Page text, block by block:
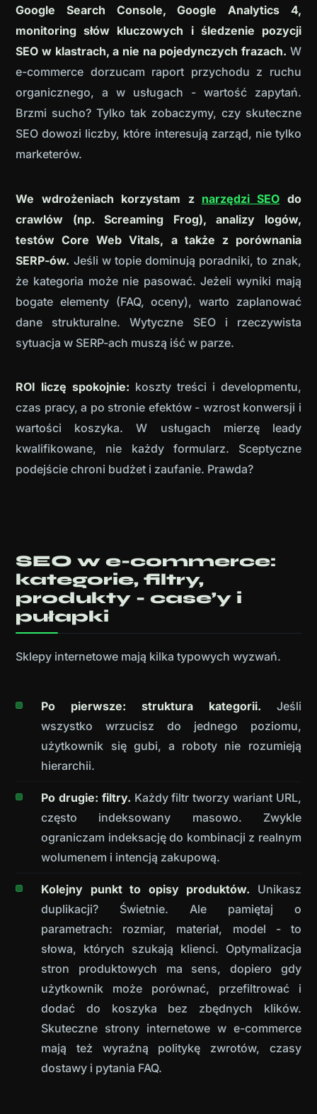
Google Search Console, Google Analytics 4,
monitoring słów kluczowych i śledzenie pozycji
SEO w klastrach, a nie na pojedynczych frazach. W
e-commerce dorzucam raport przychodu z ruchu
organicznego, a w usługach - wartość zapytań.
Brzmi sucho? Tylko tak zobaczymy, czy skuteczne
SEO dowozi liczby, które interesują zarząd, nie tylko
marketerów.
We wdrożeniach korzystam z narzędzi SEO do
crawlów (np. Screaming Frog), analizy logów,
testów Core Web Vitals, a także z porównania
SERP-ów. Jeśli w topie dominują poradniki, to znak,
że kategoria może nie pasować. Jeżeli wyniki mają
bogate elementy (FAQ, oceny), warto zaplanować
dane strukturalne. Wytyczne SEO i rzeczywista
sytuacja w SERP-ach muszą iść w parze.
ROI liczę spokojnie: koszty treści i developmentu,
czas pracy, a po stronie efektów - wzrost konwersji i
wartości koszyka. W usługach mierzę leady
kwalifikowane, nie każdy formularz. Sceptyczne
podejście chroni budżet i zaufanie. Prawda?
SEO w e-commerce:
kategorie, filtry,
produkty - case’y i
pułapki
Sklepy internetowe mają kilka typowych wyzwań.
Po pierwsze: struktura kategorii. Jeśli
wszystko wrzucisz do jednego poziomu,
użytkownik się gubi, a roboty nie rozumieją
hierarchii.
Po drugie: filtry. Każdy filtr tworzy wariant URL,
często indeksowany masowo. Zwykle
ograniczam indeksację do kombinacji z realnym
wolumenem i intencją zakupową.
Kolejny punkt to opisy produktów. Unikasz
duplikacji? Świetnie. Ale pamiętaj o
parametrach: rozmiar, materiał, model - to
słowa, których szukają klienci. Optymalizacja
stron produktowych ma sens, dopiero gdy
użytkownik może porównać, przefiltrować i
dodać do koszyka bez zbędnych klików.
Skuteczne strony internetowe w e-commerce
mają też wyraźną politykę zwrotów, czasy
dostawy i pytania FAQ.